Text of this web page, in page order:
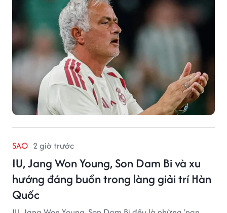
SAO 2 giờ trước
IU, Jang Won Young, Son Dam Bi và xu
hướng đáng buồn trong làng giải trí Hàn
Quốc